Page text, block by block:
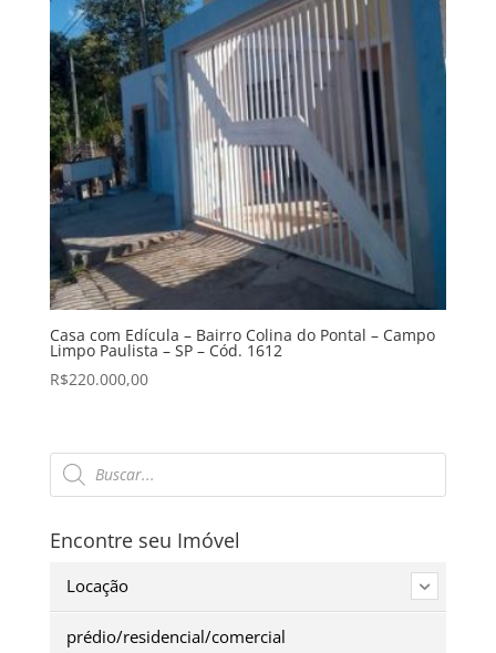
Casa com Edícula – Bairro Colina do Pontal – Campo
Limpo Paulista – SP – Cód. 1612
R$220.000,00
Pesquisar
produtos
Encontre seu Imóvel
Locação
prédio/residencial/comercial